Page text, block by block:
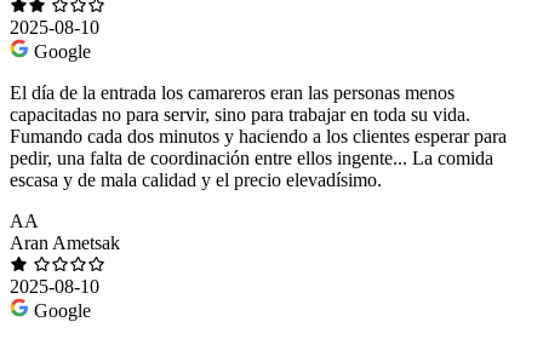
2025-08-10
Google
El día de la entrada los camareros eran las personas menos
capacitadas no para servir, sino para trabajar en toda su vida.
Fumando cada dos minutos y haciendo a los clientes esperar para
pedir, una falta de coordinación entre ellos ingente... La comida
escasa y de mala calidad y el precio elevadísimo.
AA
Aran Ametsak
2025-08-10
Google